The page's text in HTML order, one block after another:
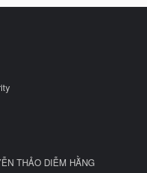
THẢO DIỄM HẰNG